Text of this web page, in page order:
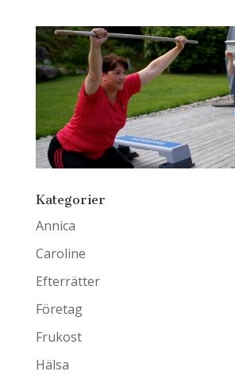
Kategorier
Annica
Caroline
Efterrätter
Företag
Frukost
Hälsa